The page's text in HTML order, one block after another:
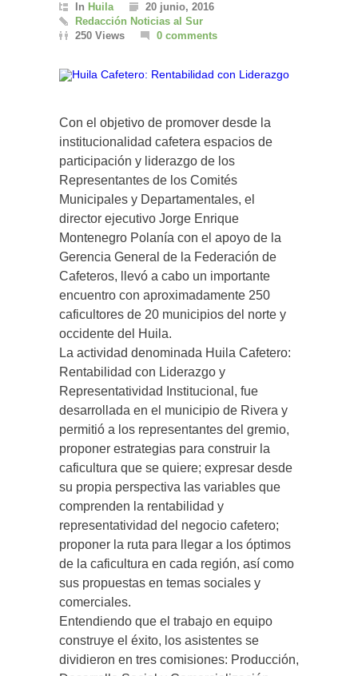
In Huila
20 junio, 2016
Redacción Noticias al Sur
250 Views
0 comments
Con el objetivo de promover desde la
institucionalidad cafetera espacios de
participación y liderazgo de los
Representantes de los Comités
Municipales y Departamentales, el
director ejecutivo Jorge Enrique
Montenegro Polanía con el apoyo de la
Gerencia General de la Federación de
Cafeteros, llevó a cabo un importante
encuentro con aproximadamente 250
caficultores de 20 municipios del norte y
occidente del Huila.
La actividad denominada Huila Cafetero:
Rentabilidad con Liderazgo y
Representatividad Institucional, fue
desarrollada en el municipio de Rivera y
permitió a los representantes del gremio,
proponer estrategias para construir la
caficultura que se quiere; expresar desde
su propia perspectiva las variables que
comprenden la rentabilidad y
representatividad del negocio cafetero;
proponer la ruta para llegar a los óptimos
de la caficultura en cada región, así como
sus propuestas en temas sociales y
comerciales.
Entendiendo que el trabajo en equipo
construye el éxito, los asistentes se
dividieron en tres comisiones: Producción,